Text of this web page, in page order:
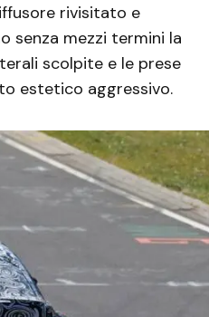
rivisitato e
senza mezzi termini la
scolpite e le prese
estetico aggressivo.